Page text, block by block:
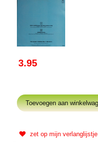
3.95
zet op mijn verlanglijstje